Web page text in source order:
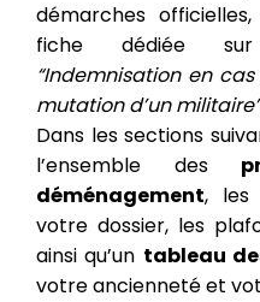
démarches
fiche dédiée
“Indemnisation en
mutation d’un militaire”
Dans les sections
l’ensemble des
déménagement, les
votre dossier, les
ainsi qu’un tableau
votre ancienneté et